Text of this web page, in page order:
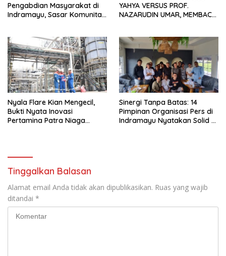
Pengabdian Masyarakat di
Indramayu, Sasar Komunitas
YAHYA VERSUS PROF.
NAZARUDIN UMAR, MEMBACA
Nyala Flare Kian Mengecil,
Bukti Nyata Inovasi
Pertamina Patra Niaga
Sinergi Tanpa Batas: 14
Pimpinan Organisasi Pers di
Indramayu Nyatakan Solid di
Tinggalkan Balasan
Alamat email Anda tidak akan dipublikasikan. Ruas yang wajib
ditandai *